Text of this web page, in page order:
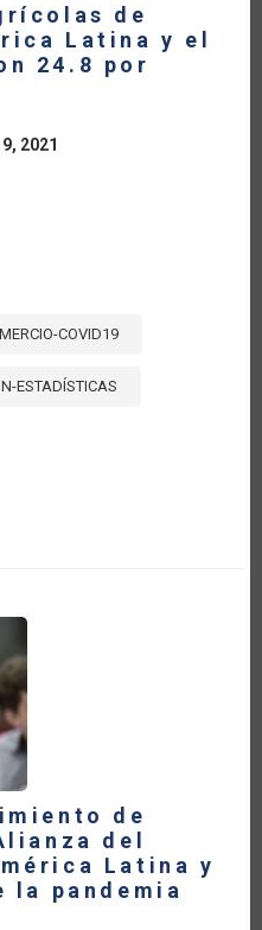
de
Latina y el
24.8 por
2021
COVID19
ESTADÍSTICAS
de
del
Latina y
la pandemia